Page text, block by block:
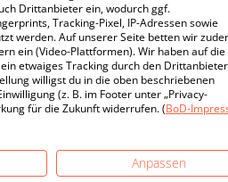
Drittanbieter ein, wodurch ggf.
Tracking-Pixel, IP-Adressen sowie
werden. Auf unserer Seite betten wir
ein (Video-Plattformen). Wir haben auf die
etwaiges Tracking durch den Drittanbieter
willigst du in die oben beschriebenen
(z. B. im Footer unter „Privacy-
für die Zukunft widerrufen. (BoD-
Anpassen